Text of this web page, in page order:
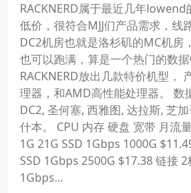
RACKNERD属于最近几年
低价，很符合MJJ们产品需求，线
DC2机房也就是洛杉矶的MC机房
也可以跑满，算是一个热门的数据
RACKNERD放出几款特价机型，
理器，和AMD高性能处理器。 数
DC2, 圣何塞, 西雅图, 达拉斯, 芝
什本。 CPU 内存 硬盘 宽带 月流
1G 21G SSD 1Gbps 1000G
SSD 1Gbps 2500G $17.38 链接 2
1Gbps...